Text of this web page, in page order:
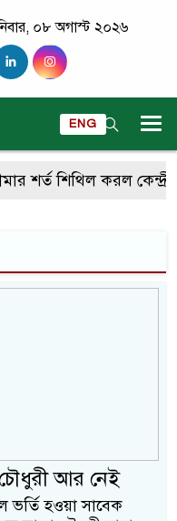
০৮ অগাস্ট ২০২৬
ENG
শর্ত শিথিল করল কেন্দ্রীয়
চৌধুরী আর নেই
ভর্তি হওয়া সাবেক